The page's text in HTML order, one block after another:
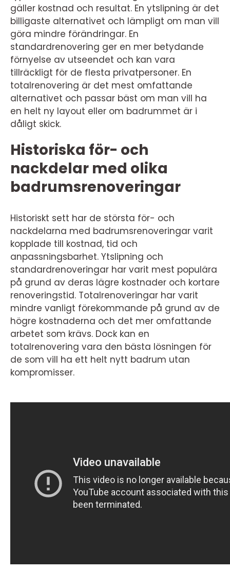
gäller kostnad och resultat. En ytslipning är det
billigaste alternativet och lämpligt om man vill
göra mindre förändringar. En
standardrenovering ger en mer betydande
förnyelse av utseendet och kan vara
tillräckligt för de flesta privatpersoner. En
totalrenovering är det mest omfattande
alternativet och passar bäst om man vill ha
en helt ny layout eller om badrummet är i
dåligt skick.
Historiska för- och
nackdelar med olika
badrumsrenoveringar
Historiskt sett har de största för- och
nackdelarna med badrumsrenoveringar varit
kopplade till kostnad, tid och
anpassningsbarhet. Ytslipning och
standardrenoveringar har varit mest populära
på grund av deras lägre kostnader och kortare
renoveringstid. Totalrenoveringar har varit
mindre vanligt förekommande på grund av de
högre kostnaderna och det mer omfattande
arbetet som krävs. Dock kan en
totalrenovering vara den bästa lösningen för
de som vill ha ett helt nytt badrum utan
kompromisser.